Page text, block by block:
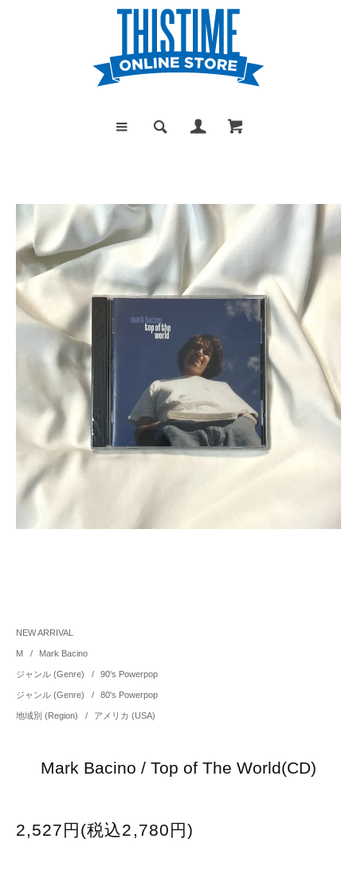
NEW ARRIVAL
M / Mark Bacino
ジャンル (Genre) / 90's Powerpop
ジャンル (Genre) / 80's Powerpop
地域別 (Region) / アメリカ (USA)
Mark Bacino / Top of The World(CD)
2,527円(税込2,780円)